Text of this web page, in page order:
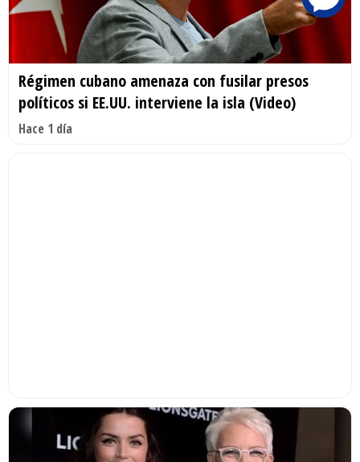
Régimen cubano amenaza con fusilar presos
políticos si EE.UU. interviene la isla (Video)
Hace 1 día